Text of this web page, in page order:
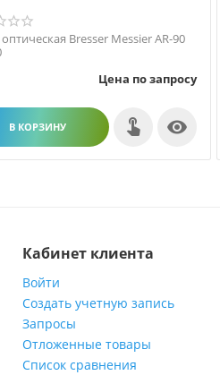
Bresser Messier AR-90
Цена по запросу
В КОРЗИНУ 
Кабинет клиента
Войти
Создать учетную запись
Запросы
Отложенные товары
Список сравнения